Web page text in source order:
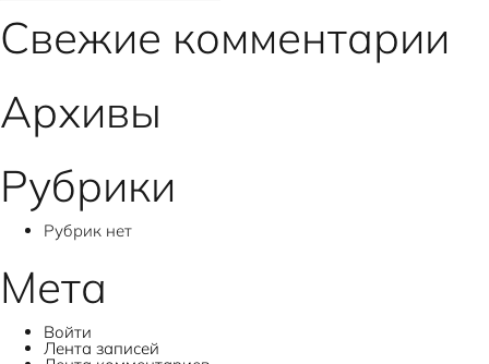
Свежие комментарии
Архивы
Рубрики
Рубрик нет
Мета
Войти
Лента записей